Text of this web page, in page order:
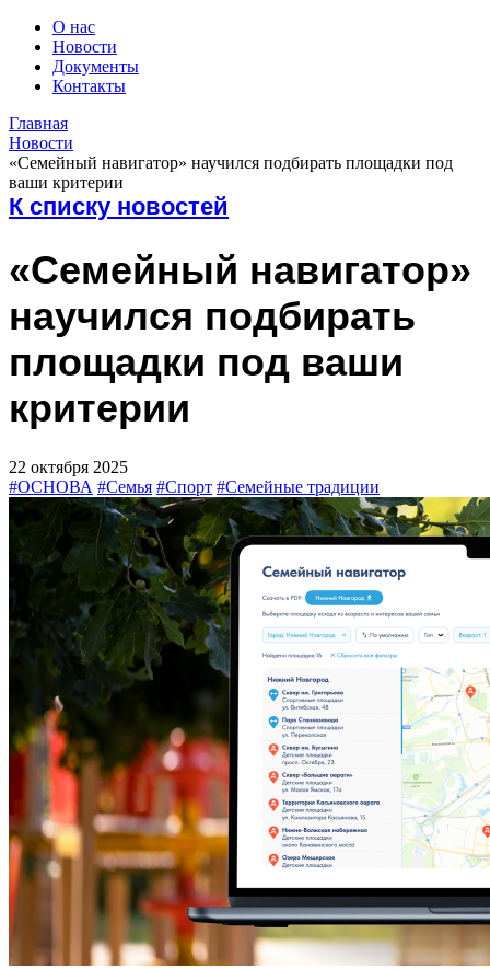
О нас
Новости
Документы
Контакты
Главная
Новости
«Семейный навигатор» научился подбирать площадки под
ваши критерии
К списку новостей
«Семейный навигатор»
научился подбирать
площадки под ваши
критерии
22 октября 2025
#ОСНОВА #Семья #Спорт #Семейные традиции